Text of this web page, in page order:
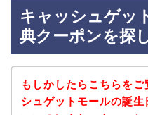
キャッシュゲッ
典クーポンを探
もしかしたらこちらをご
シュゲットモールの誕生